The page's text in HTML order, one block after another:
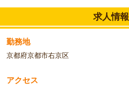
求人情報
勤務地
京都府京都市右京区
アクセス